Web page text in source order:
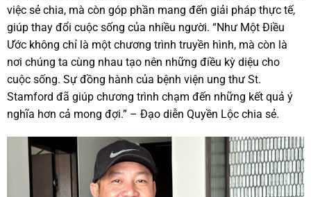
việc sẻ chia, mà còn góp phần mang đến giải pháp thực tế,
giúp thay đổi cuộc sống của nhiều người. “Như Một Điều
Ước không chỉ là một chương trình truyền hình, mà còn là
nơi chúng ta cùng nhau tạo nên những điều kỳ diệu cho
cuộc sống. Sự đồng hành của bệnh viện ung thư St.
Stamford đã giúp chương trình chạm đến những kết quả ý
nghĩa hơn cả mong đợi.” – Đạo diễn Quyền Lộc chia sẻ.